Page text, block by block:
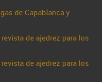
de Capablanca y
de ajedrez para los
de ajedrez para los